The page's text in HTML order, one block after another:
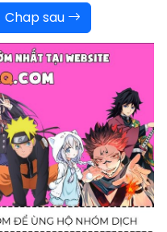
Chap sau